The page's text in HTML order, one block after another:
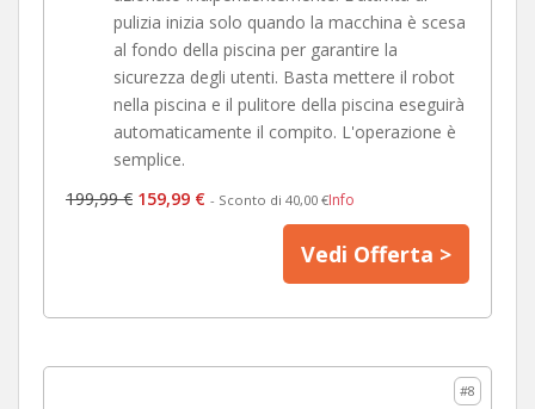
pulizia inizia solo quando la macchina è scesa
al fondo della piscina per garantire la
sicurezza degli utenti. Basta mettere il robot
nella piscina e il pulitore della piscina eseguirà
automaticamente il compito. L'operazione è
semplice.
199,99 € 159,99 € - Sconto di 40,00 €Info
Vedi Offerta >
#8